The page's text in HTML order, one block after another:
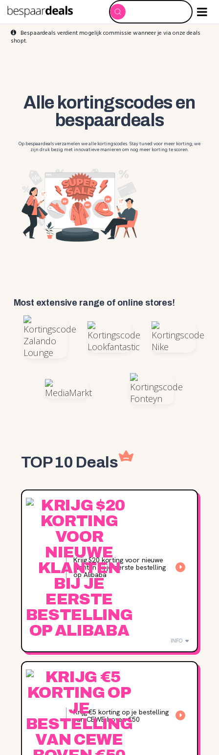
Bespaardeals verdient mogelijk commissie wanneer je via onze deals
shopt.
Alle kortingscodes en
bespaardeals
Op bespaardeals verzamelen we alle kortingscodes. Stay tuned voor meer korting; we
zijn druk bezig met innovatieve manieren om nog meer korting te scoren.
Most extensive range of online stores!
TOP 10 Deals
Krijg $20 korting voor nieuwe
klanten bij je eerste bestelling
op Alibaba
INFO
Krijg €5 korting op je bestelling
van CEWE boven €50